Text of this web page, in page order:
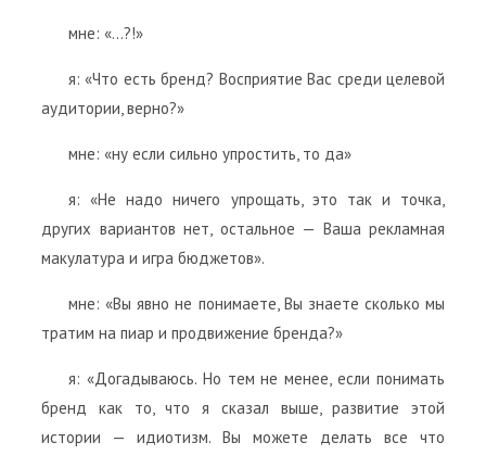
мне: «…?!»
я: «Что есть бренд? Восприятие Вас среди целевой
аудитории, верно?»
мне: «ну если сильно упростить, то да»
я: «Не надо ничего упрощать, это так и точка,
других вариантов нет, остальное — Ваша рекламная
макулатура и игра бюджетов».
мне: «Вы явно не понимаете, Вы знаете сколько мы
тратим на пиар и продвижение бренда?»
я: «Догадываюсь. Но тем не менее, если понимать
бренд как то, что я сказал выше, развитие этой
истории — идиотизм. Вы можете делать все что